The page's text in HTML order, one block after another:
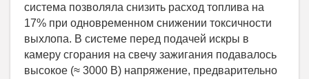
система позволяла снизить расход топлива на
17% при одновременном снижении токсичности
выхлопа. В системе перед подачей искры в
камеру сгорания на свечу зажигания подавалось
высокое (≈ 3000 В) напряжение, предварительно